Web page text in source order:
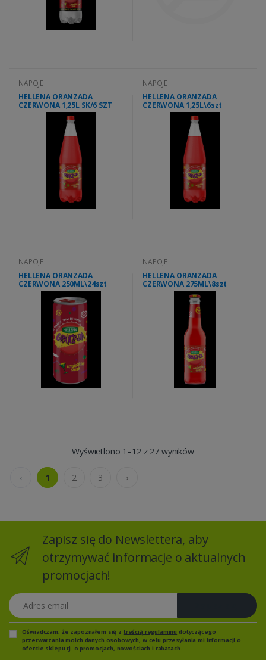
NAPOJE
HELLENA ORANZADA
CZERWONA 1,25L SK/6 SZT
NAPOJE
HELLENA ORANZADA
CZERWONA 1,25L\6szt
NAPOJE
HELLENA ORANZADA
CZERWONA 250ML\24szt
NAPOJE
HELLENA ORANZADA
CZERWONA 275ML\8szt
Wyświetlono 1–12 z 27 wyników
‹ 1 2 3 ›
Zapisz się do Newslettera, aby
otrzymywać informacje o aktualnych
promocjach!
Adres email
Oświadczam, że zapoznałem się z treścią regulaminu dotyczącego
przetwarzania moich danych osobowych, w celu przesyłania mi informacji o
ofercie sklepu tj. o promocjach, nowościach i rabatach.